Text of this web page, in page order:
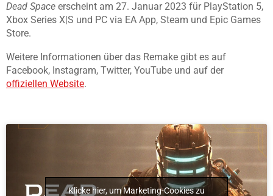
Dead Space erscheint am 27. Januar 2023 für PlayStation 5,
Xbox Series X|S und PC via EA App, Steam und Epic Games
Store.
Weitere Informationen über das Remake gibt es auf
Facebook, Instagram, Twitter, YouTube und auf der
offiziellen Website.
Klicke hier, um Marketing-Cookies zu